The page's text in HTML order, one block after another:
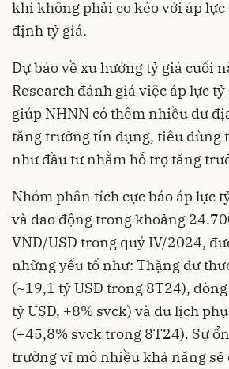
khi không phải co kéo với áp
định tỷ giá.
Dự báo về xu hướng tỷ giá cuối
Research đánh giá việc áp lực
giúp NHNN có thêm nhiều dư
tăng trưởng tín dụng, tiêu dùng
như đầu tư nhằm hỗ trợ tăng
Nhóm phân tích cực báo áp lực
và dao động trong khoảng
VND/USD trong quý IV/2024,
những yếu tố như: Thặng dư
(~19,1 tỷ USD trong 8T24),
tỷ USD, +8% svck) và du lịch
(+45,8% svck trong 8T24). Sự
trường vĩ mô nhiều khả năng sẽ